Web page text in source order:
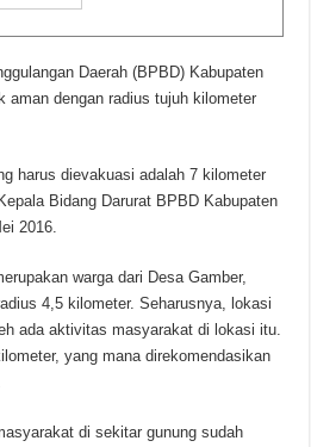
Daerah (BPBD) Kabupaten
aman dengan radius tujuh kilometer
harus dievakuasi adalah 7 kilometer
Bidang Darurat BPBD Kabupaten
2016.
warga dari Desa Gamber,
4,5 kilometer. Seharusnya, lokasi
ada aktivitas masyarakat di lokasi itu.
yang mana direkomendasikan
di sekitar gunung sudah